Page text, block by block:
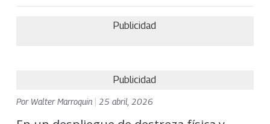
Publicidad
Publicidad
Por Walter Marroquin 25 abril, 2026